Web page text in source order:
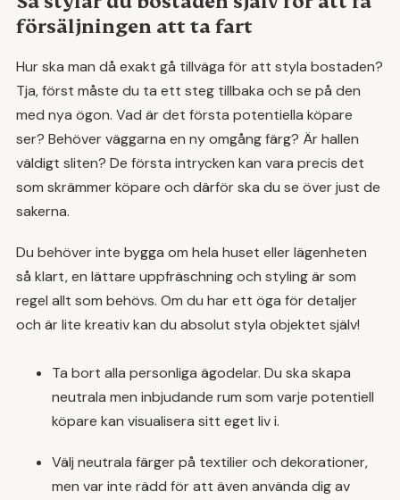
försäljningen att ta fart
Hur ska man då exakt gå tillväga för att styla bostaden?
Tja, först måste du ta ett steg tillbaka och se på den
med nya ögon. Vad är det första potentiella köpare
ser? Behöver väggarna en ny omgång färg? Är hallen
väldigt sliten? De första intrycken kan vara precis det
som skrämmer köpare och därför ska du se över just de
sakerna.
Du behöver inte bygga om hela huset eller lägenheten
så klart, en lättare uppfräschning och styling är som
regel allt som behövs. Om du har ett öga för detaljer
och är lite kreativ kan du absolut styla objektet själv!
Ta bort alla personliga ägodelar. Du ska skapa
neutrala men inbjudande rum som varje potentiell
köpare kan visualisera sitt eget liv i.
Välj neutrala färger på textilier och dekorationer,
men var inte rädd för att även använda dig av